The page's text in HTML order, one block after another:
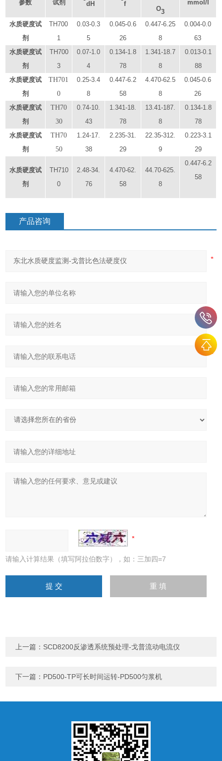
参数 试剂 dH f
O3
mmol/l
水质硬度试
剂
TH700
1
0.03-0.3
5
0.045-0.6
26
0.447-6.25
8
0.004-0.0
63
水质硬度试
剂
TH700
3
0.07-1.0
4
0.134-1.8
78
1.341-18.7
8
0.013-0.1
88
水质硬度试
剂
TH701
0
0.25-3.4
8
0.447-6.2
58
4.470-62.5
8
0.045-0.6
26
水质硬度试
剂
TH70
30
0.74-10.
43
1.341-18.
78
13.41-187.
8
0.134-1.8
78
水质硬度试
剂
TH70
50
1.24-17.
38
2.235-31.
29
22.35-312.
9
0.223-3.1
29
水质硬度试
剂
TH710
0
2.48-34.
76
4.470-62.
58
44.70-625.
8
0.447-6.2
58
产品咨询
请输入计算结果（填写阿拉伯数字），如：三加四=7
上一篇： SCD8200反渗透系统预处理-戈普流动电流仪
下一篇： PD500-TP可长时间运转-PD500匀浆机